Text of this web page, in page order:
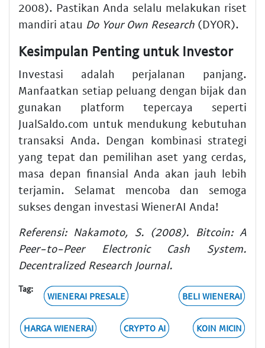
2008). Pastikan Anda selalu melakukan riset
mandiri atau Do Your Own Research (DYOR).
Kesimpulan Penting untuk Investor
Investasi adalah perjalanan panjang.
Manfaatkan setiap peluang dengan bijak dan
gunakan platform tepercaya seperti
JualSaldo.com untuk mendukung kebutuhan
transaksi Anda. Dengan kombinasi strategi
yang tepat dan pemilihan aset yang cerdas,
masa depan finansial Anda akan jauh lebih
terjamin. Selamat mencoba dan semoga
sukses dengan investasi WienerAI Anda!
Referensi: Nakamoto, S. (2008). Bitcoin: A
Peer-to-Peer Electronic Cash System.
Decentralized Research Journal.
Tag:
WIENERAI PRESALE BELI WIENERAI
HARGA WIENERAI CRYPTO AI KOIN MICIN